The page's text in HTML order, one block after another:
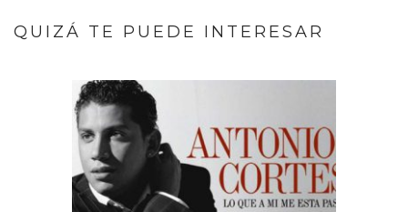
QUIZÁ TE PUEDE INTERESAR